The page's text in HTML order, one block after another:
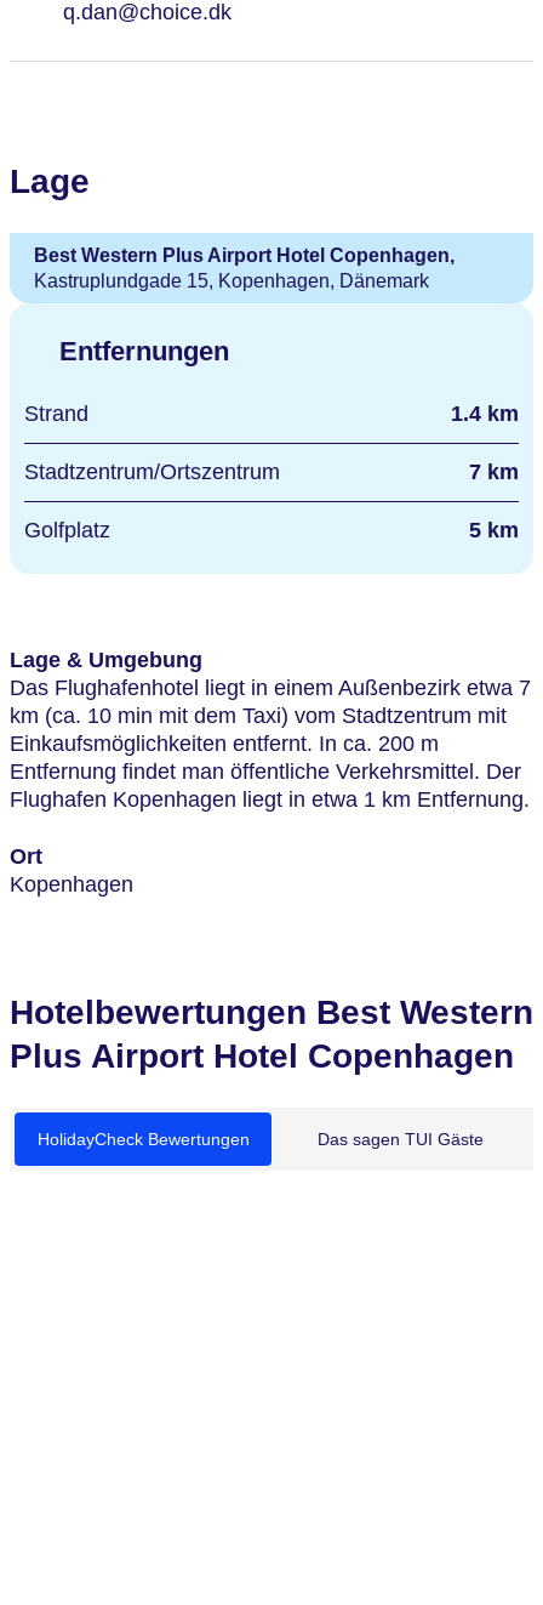
q.dan@choice.dk
Lage
Best Western Plus Airport Hotel Copenhagen,
Kastruplundgade 15, Kopenhagen, Dänemark
Entfernungen
Strand 1.4 km
Stadtzentrum/Ortszentrum 7 km
Golfplatz 5 km
Lage & Umgebung
Das Flughafenhotel liegt in einem Außenbezirk etwa 7
km (ca. 10 min mit dem Taxi) vom Stadtzentrum mit
Einkaufsmöglichkeiten entfernt. In ca. 200 m
Entfernung findet man öffentliche Verkehrsmittel. Der
Flughafen Kopenhagen liegt in etwa 1 km Entfernung.
Ort
Kopenhagen
Hotelbewertungen Best Western
Plus Airport Hotel Copenhagen
HolidayCheck Bewertungen Das sagen TUI Gäste